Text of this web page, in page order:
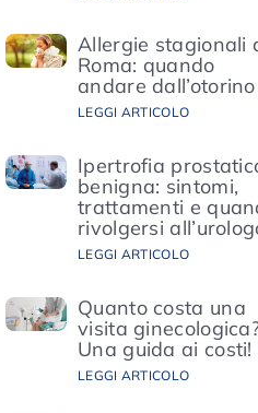
Allergie stagionali
Roma: quando
andare dall’otorino
LEGGI ARTICOLO
Ipertrofia
benigna: sintomi,
trattamenti e
rivolgersi
LEGGI ARTICOLO
Quanto costa una
visita
Una guida ai costi!
LEGGI ARTICOLO